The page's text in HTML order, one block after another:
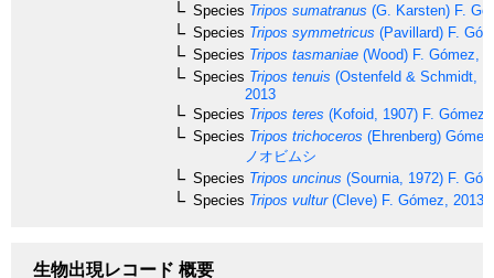
Species Tripos sumatranus (G. Karsten) F.
Species Tripos symmetricus (Pavillard) F.
Species Tripos tasmaniae (Wood) F. Gómez,
Species Tripos tenuis (Ostenfeld & Schmidt,
2013
Species Tripos teres (Kofoid, 1907) F. Gómez,
Species Tripos trichoceros (Ehrenberg)
ノオビムシ
Species Tripos uncinus (Sournia, 1972) F.
Species Tripos vultur(Cleve) F. Gómez, 2013
生物出現レコード 概要